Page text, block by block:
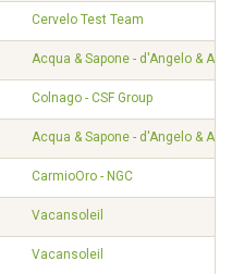
Cervelo Test Team
Acqua & Sapone - d'Angelo &
Colnago - CSF Group
Acqua & Sapone - d'Angelo &
CarmioOro - NGC
Vacansoleil
Vacansoleil